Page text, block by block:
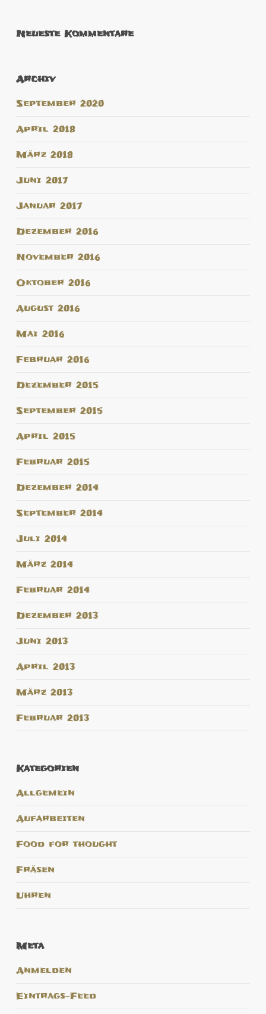
Neueste Kommentare
Archiv
September 2020
April 2018
März 2018
Juni 2017
Januar 2017
Dezember 2016
November 2016
Oktober 2016
August 2016
Mai 2016
Februar 2016
Dezember 2015
September 2015
April 2015
Februar 2015
Dezember 2014
September 2014
Juli 2014
März 2014
Februar 2014
Dezember 2013
Juni 2013
April 2013
März 2013
Februar 2013
Kategorien
Allgemein
Aufarbeiten
Food for thought
Fräsen
Uhren
Meta
Anmelden
Eintrags-Feed